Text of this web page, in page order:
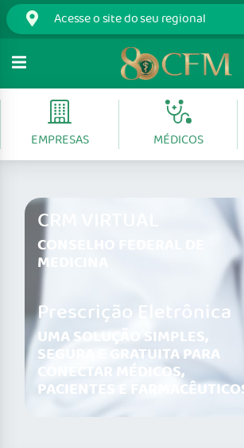
EMPRESAS MÉDICOS
CRM VIRTUAL
CONSELHO FEDERAL DE
MEDICINA
Prescrição Eletrônica
UMA SOLUÇÃO SIMPLES,
SEGURA E GRATUITA PARA
CONECTAR MÉDICOS,
PACIENTES E